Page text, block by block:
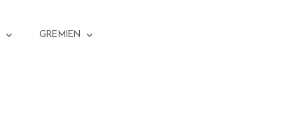
GREMIEN